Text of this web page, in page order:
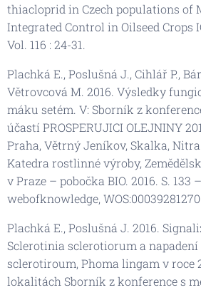
thiacloprid in Czech populations of
Integrated Control in Oilseed Crops
Vol. 116 : 24-31.
Plachká E., Poslušná J., Cihlář P.,
Větrovcová M. 2016. Výsledky
máku setém. V: Sborník z
účastí PROSPERUJICI OLEJNINY
Praha, Větrný Jeníkov, Skalka, Nitra:
Katedra rostlinné výroby,
v Praze – pobočka BIO. 2016. S. 133
webofknowledge,
Plachká E., Poslušná J. 2016.
Sclerotinia sclerotiorum a napadení
sclerotiroum, Phoma lingam v roce
lokalitách Sborník z konference s